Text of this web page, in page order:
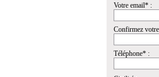
Votre email* :
Confirmez
Téléphone* :